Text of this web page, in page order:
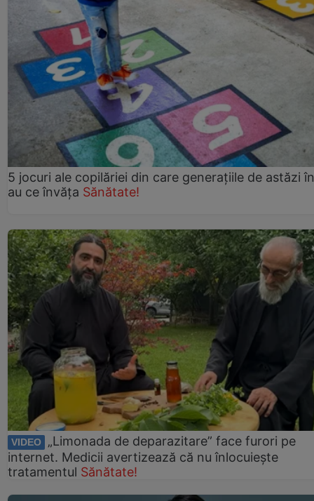
5 jocuri ale copilăriei din care generațiile de astăzi
au ce învăța Sănătate!
VIDEO
„Limonada de deparazitare” face furori pe
internet. Medicii avertizează că nu înlocuiește
tratamentul Sănătate!